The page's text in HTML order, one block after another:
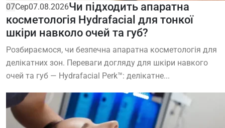
07Сер07.08.2026Чи підходить апаратна
косметологія Hydrafacial для тонкої
шкіри навколо очей та губ?
Розбираємося, чи безпечна апаратна косметологія для
делікатних зон. Переваги догляду для шкіри навкого
очей та губ — Hydrafacial Perk™: делікатне...